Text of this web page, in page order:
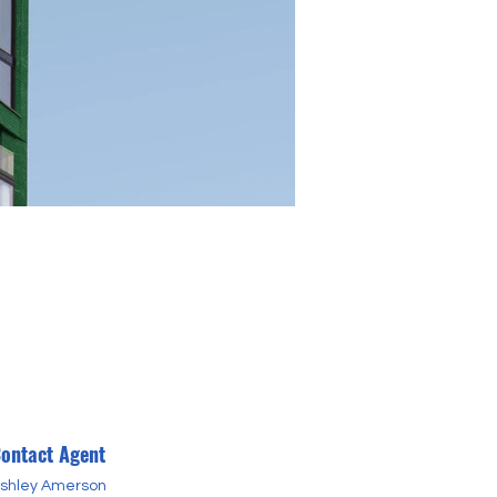
Agent
Amerson